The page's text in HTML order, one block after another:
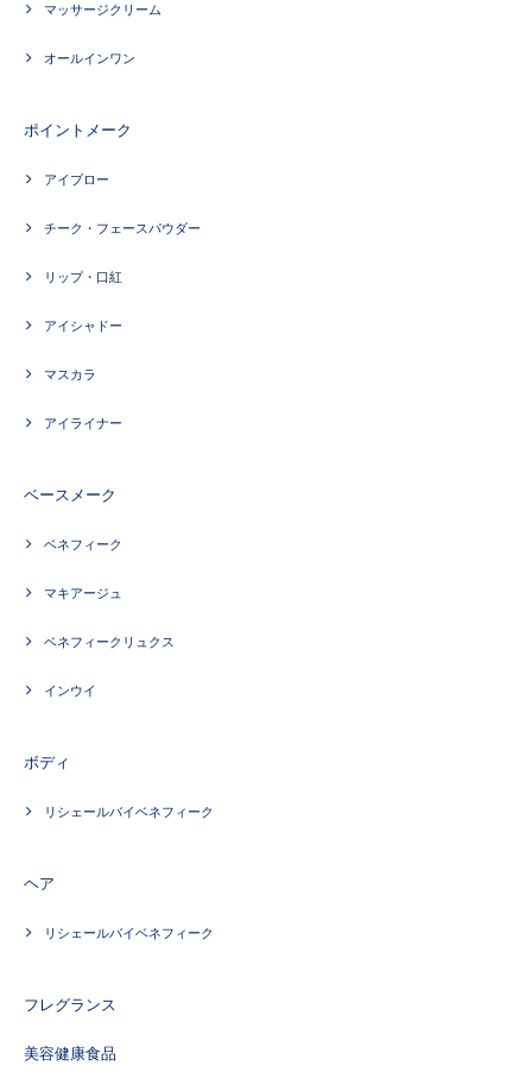
マッサージクリーム
オールインワン
ポイントメーク
アイブロー
チーク・フェースパウダー
リップ・口紅
アイシャドー
マスカラ
アイライナー
ベースメーク
ベネフィーク
マキアージュ
ベネフィークリュクス
インウイ
ボディ
リシェールバイベネフィーク
ヘア
リシェールバイベネフィーク
フレグランス
美容健康食品